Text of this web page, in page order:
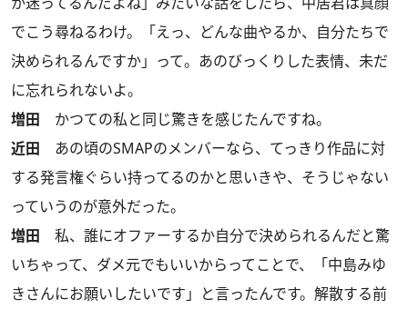
でこう尋ねるわけ。「えっ、どんな曲やるか、自分たちで
決められるんですか」って。あのびっくりした表情、未だ
に忘れられないよ。
増田 かつての私と同じ驚きを感じたんですね。
近田 あの頃のSMAPのメンバーなら、てっきり作品に対
する発言権ぐらい持ってるのかと思いきや、そうじゃない
っていうのが意外だった。
増田 私、誰にオファーするか自分で決められるんだと驚
いちゃって、ダメ元でもいいからってことで、「中島みゆ
きさんにお願いしたいです」と言ったんです。解散する前